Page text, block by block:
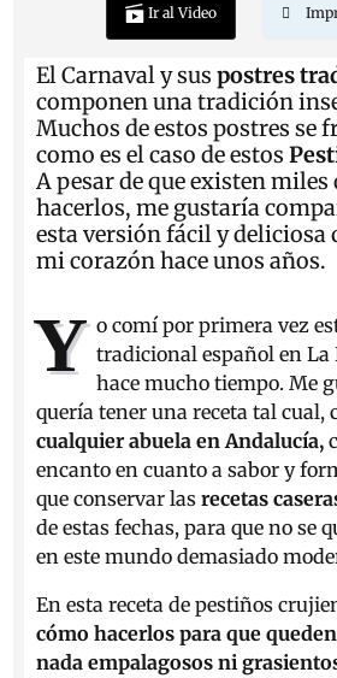
Ir al Video
El Carnaval y suspostres
componen una tradición
Muchos de estos postres se
como es el caso de estos
A pesar de que existen miles
hacerlos, me gustaría
esta versión fácil y deliciosa
mi corazón hace unos años.
Y o comí por primera vez
tradicional español en La
hace mucho tiempo. Me
quería tener una receta tal cual,
cualquier abuela en Andalucía,
encanto en cuanto a sabor y
que conservar lasrecetas
de estas fechas, para que no se
en este mundo demasiado
En esta receta de pestiños
cómo hacerlos para que
nada empalagosos ni